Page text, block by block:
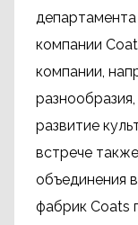
компании
компании,
развитие
встрече
объединения
фабрик Coats